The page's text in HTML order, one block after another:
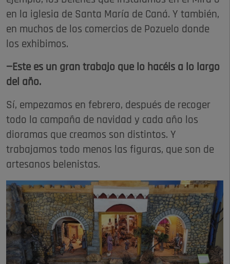
en la iglesia de Santa María de Caná. Y también,
en muchos de los comercios de Pozuelo donde
los exhibimos.
—Este es un gran trabajo que lo hacéis a lo largo
del año.
Sí, empezamos en febrero, después de recoger
todo la campaña de navidad y cada año los
dioramas que creamos son distintos. Y
trabajamos todo menos las figuras, que son de
artesanos belenistas.